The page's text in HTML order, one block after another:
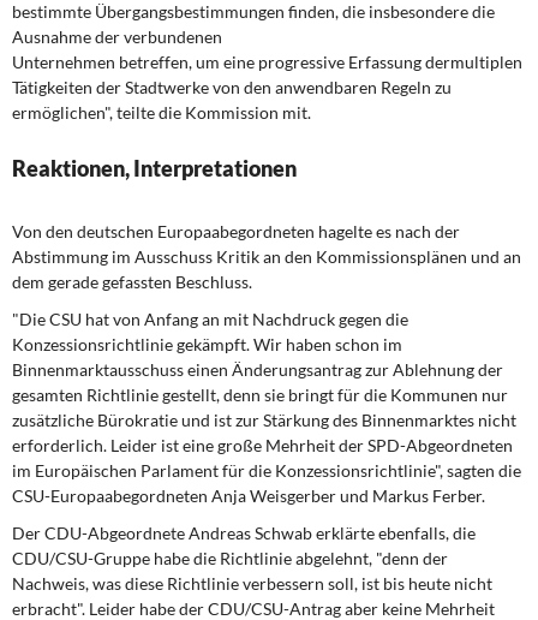
bestimmte Übergangsbestimmungen finden, die insbesondere die
Ausnahme der verbundenen
Unternehmen betreffen, um eine progressive Erfassung dermultiplen
Tätigkeiten der Stadtwerke von den anwendbaren Regeln zu
ermöglichen", teilte die Kommission mit.
Reaktionen, Interpretationen
Von den deutschen Europaabegordneten hagelte es nach der
Abstimmung im Ausschuss Kritik an den Kommissionsplänen und an
dem gerade gefassten Beschluss.
"Die CSU hat von Anfang an mit Nachdruck gegen die
Konzessionsrichtlinie gekämpft. Wir haben schon im
Binnenmarktausschuss einen Änderungsantrag zur Ablehnung der
gesamten Richtlinie gestellt, denn sie bringt für die Kommunen nur
zusätzliche Bürokratie und ist zur Stärkung des Binnenmarktes nicht
erforderlich. Leider ist eine große Mehrheit der SPD-Abgeordneten
im Europäischen Parlament für die Konzessionsrichtlinie", sagten die
CSU-Europaabegordneten Anja Weisgerberund Markus Ferber.
Der CDU-AbgeordneteAndreas Schwaberklärte ebenfalls, die
CDU/CSU-Gruppe habe die Richtlinie abgelehnt, "denn der
Nachweis, was diese Richtlinie verbessern soll, ist bis heute nicht
erbracht". Leider habe der CDU/CSU-Antrag aber keine Mehrheit